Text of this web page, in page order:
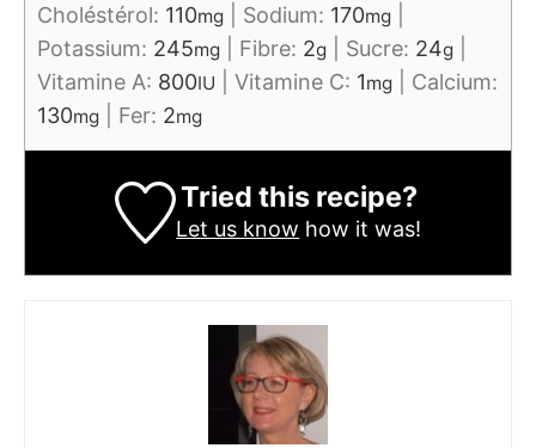
Choléstérol: 110mg Sodium: 170mg
Potassium: 245mg Fibre: 2g Sucre: 24g
Vitamine A: 800IU Vitamine C: 1mg
Calcium:
130mg Fer: 2mg
Tried this recipe?
Let us know how it was!